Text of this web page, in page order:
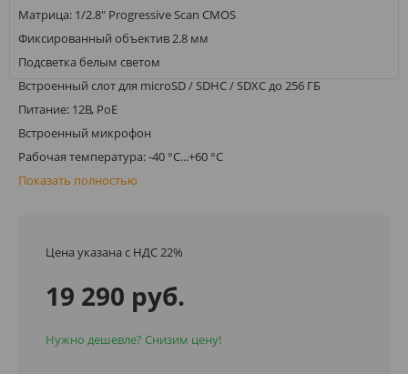
Матрица: 1/2.8" Progressive Scan CMOS
Фиксированный объектив 2.8 мм
Подсветка белым светом
Встроенный слот для microSD / SDHC / SDXC до 256 ГБ
Питание: 12В, PoE
Встроенный микрофон
Рабочая температура: -40 °C...+60 °C
Показать полностью
Цена указана с НДС 22%
19 290 руб.
Нужно дешевле? Снизим цену!